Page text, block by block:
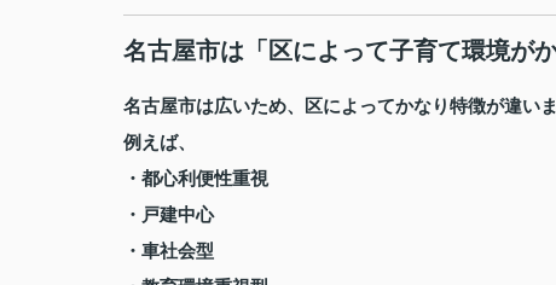
名古屋市は「区によって子育て環境がか
名古屋市は広いため、区によってかなり特徴が違いま
例えば、
・都心利便性重視
・戸建中心
・車社会型